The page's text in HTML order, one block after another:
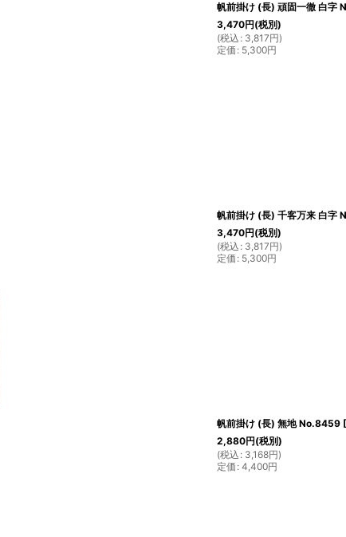
帆前掛け (長) 頑固一徹 白字
3,470円(税別)
(税込 : 3,817円)
定価 : 5,300円
帆前掛け (長) 千客万来 白字
3,470円(税別)
(税込 : 3,817円)
定価 : 5,300円
帆前掛け (長) 無地 No.8459 [
2,880円(税別)
(税込 : 3,168円)
定価 : 4,400円